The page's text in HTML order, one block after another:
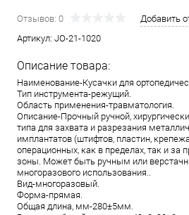
Отзывов: 0
Добавить
Артикул: JO-21-1020
Описание товара:
Наименование-Кусачки для
Тип инструмента-режущий.
Область применения-травматология.
Описание-Прочный ручной,
типа для захвата и разрезания
имплантатов (штифтов, пластин,
операционных, как в пределах, так и за
зоны. Может быть ручным или
многоразового использования..
Вид-многоразовый.
Форма-прямая.
Общая длина, мм-280±5мм.